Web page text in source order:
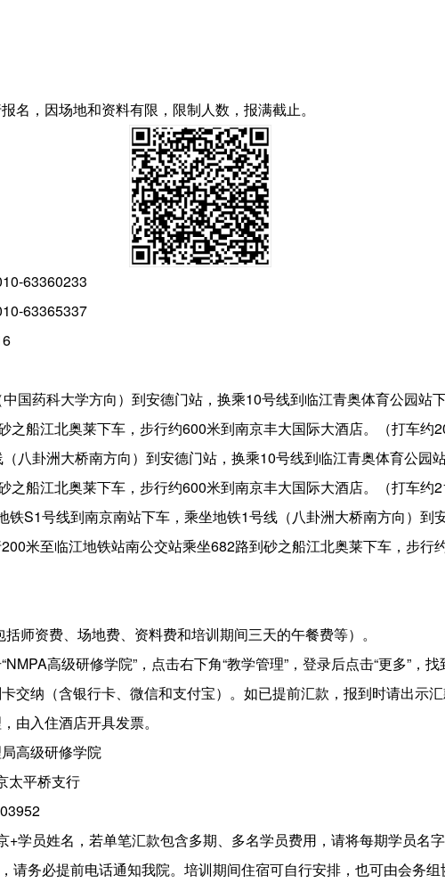
名，因场地和资料有限，限制人数，报满截止。
63360233
63365337
国药科大学方向）到安德门站，换乘10号线到临江青奥体育公园站
之船江北奥莱下车，步行约600米到南京丰大国际大酒店。（打车约
八卦洲大桥南方向）到安德门站，换乘10号线到临江青奥体育公园
之船江北奥莱下车，步行约600米到南京丰大国际大酒店。（打车约
铁S1号线到南京南站下车，乘坐地铁1号线（八卦洲大桥南方向）到
米至临江地铁站南公交站乘坐682路到砂之船江北奥莱下车，步行
师资费、场地费、资料费和培训期间三天的午餐费等）。
高级研修学院”，点击右下角“教学管理”，登录后点击“更多”，
交纳（含银行卡、微信和支付宝）。如已提前汇款，报到时请出示
由入住酒店开具发票。
高级研修学院
太平桥支行
学员姓名，若单笔汇款包含多期、多名学员费用，请将每期学员名字
请务必提前电话通知我院。培训期间住宿可自行安排，也可由会务